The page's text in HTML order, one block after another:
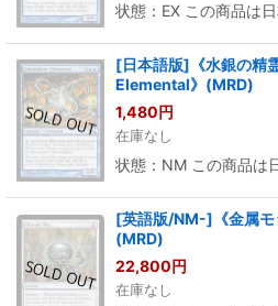
状態：EX この商品は日
[日本語版]《水銀の精
Elemental》(MRD)
1,480円
在庫なし
状態：NM この商品は
[英語版/NM-]《金属
(MRD)
22,800円
在庫なし